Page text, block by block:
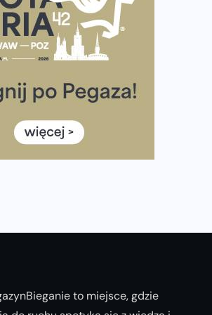
czym kierować się w bieganiu?
Produkty, które warto włączyć do
szykuje się na weekend z
Bieg Powstania Warszawskiego.
to miejsce, gdzie